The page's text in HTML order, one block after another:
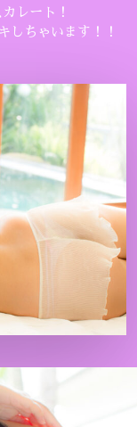
レート！
しちゃいます！！